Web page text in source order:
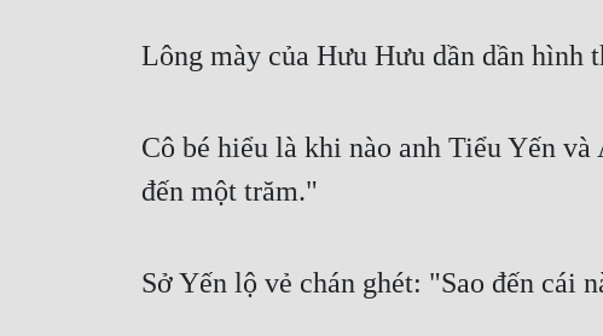
Lông mày của Hưu Hưu dần dần hình
Cô bé hiểu là khi nào anh Tiểu Yến
đến một trăm."
Sở Yến lộ vẻ chán ghét: "Sao đến cái